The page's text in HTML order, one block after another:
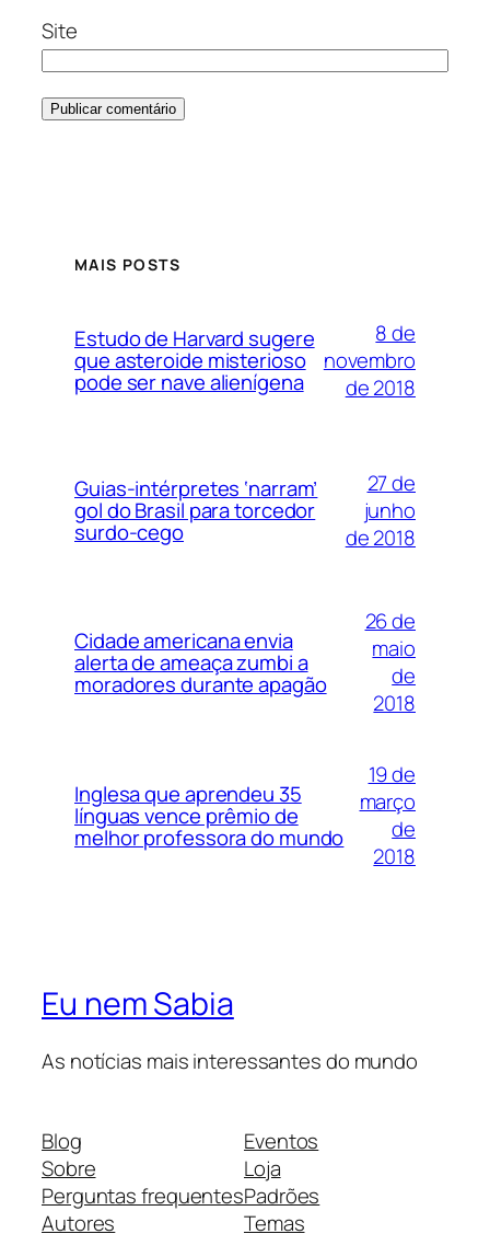
Site
MAIS POSTS
Estudo de Harvard sugere
que asteroide misterioso
pode ser nave alienígena
8 de
novembro
de 2018
Guias-intérpretes ‘narram’
gol do Brasil para torcedor
surdo-cego
27 de
junho
de 2018
Cidade americana envia
alerta de ameaça zumbi a
moradores durante apagão
26 de
maio
de
2018
Inglesa que aprendeu 35
línguas vence prêmio de
melhor professora do mundo
19 de
março
de
2018
Eu nem Sabia
As notícias mais interessantes do mundo
Blog
Sobre
Perguntas frequentes
Autores
Eventos
Loja
Padrões
Temas